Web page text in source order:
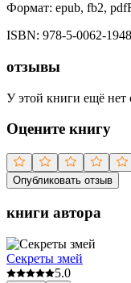
Формат: epub, fb2,
ISBN: 978-5-0062-
отзывы
У этой книги ещё нет
Оцените книгу
Опубликовать отзыв
книги автора
Секреты змей
5.0